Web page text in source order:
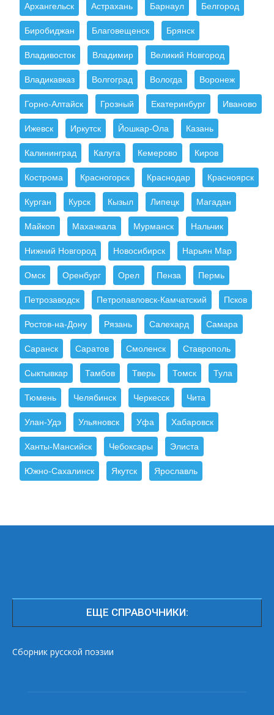
Архангельск Астрахань Барнаул Белгород
Биробиджан Благовещенск Брянск
Владивосток Владимир Великий Новгород
Владикавказ Волгоград Вологда Воронеж
Горно-Алтайск Грозный Екатеринбург Иваново
Ижевск Иркутск Йошкар-Ола Казань
Калининград Калуга Кемерово Киров
Кострома Красногорск Краснодар Красноярск
Курган Курск Кызыл Липецк Магадан
Майкоп Махачкала Мурманск Нальчик
Нижний Новгород Новосибирск Нарьян Мар
Омск Оренбург Орел Пенза Пермь
Петрозаводск Петропавловск-Камчатский Псков
Ростов-на-Дону Рязань Салехард Самара
Саранск Саратов Смоленск Ставрополь
Сыктывкар Тамбов Тверь Томск Тула
Тюмень Челябинск Черкесск Чита
Улан-Удэ Ульяновск Уфа Хабаровск
Ханты-Мансийск Чебоксары Элиста
Южно-Сахалинск Якутск Ярославль
ЕЩЕ СПРАВОЧНИКИ:
Сборник русской поэзии